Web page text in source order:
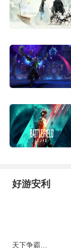
好游安利
天下争霸三国志